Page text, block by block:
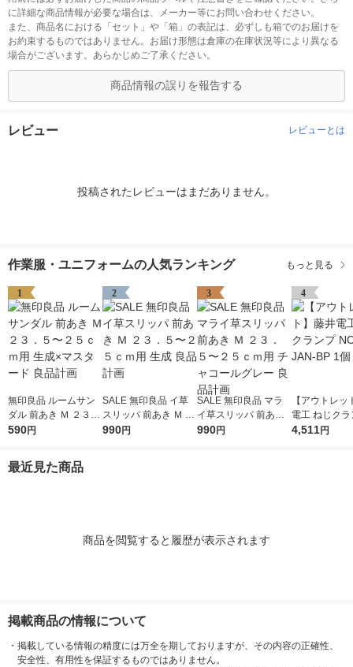
に詳細な商品情報が必要な場合は、メーカー等にお問い合わせください。
また、商品名における「セット」や「箱」の表記は、必ずしも箱でのお届けを
お約束するものではありません。お届け形態は倉庫の在庫状況等により異なる
場合がございます。あらかじめご了承ください。
商品情報の誤りを報告する
レビュー レビューとは
投稿されたレビューはまだありません。
作業服・ユニフォームの人気ランキング もっと見る
1
無印良品 ルームサン
ダル 前あき Ｍ ２３．
５〜２５ｃｍ用 生成×
590円
2
SALE 無印良品 イ草
スリッパ 前あき Ｍ ２
３．５〜２５ｃｍ用
990円
3
SALE 無印良品 マラ
イ草スリッパ 前あき
Ｍ ２３．５〜２５ｃ
990円
4
【アウトレッ
電工 ねじク
-43-JAN-BP 1
4,511円
最近見た商品
商品を閲覧すると履歴が表示されます
掲載商品の情報について
・ 掲載している情報の精度には万全を期しておりますが、その内容の正確性、
安全性、有用性を保証するものではありません。